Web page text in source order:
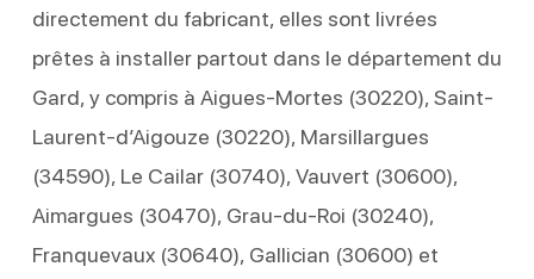
directement du fabricant, elles sont livrées
prêtes à installer partout dans le département du
Gard, y compris à Aigues-Mortes (30220), Saint-
Laurent-d’Aigouze (30220), Marsillargues
(34590), Le Cailar (30740), Vauvert (30600),
Aimargues (30470), Grau-du-Roi (30240),
Franquevaux (30640), Gallician (30600) et